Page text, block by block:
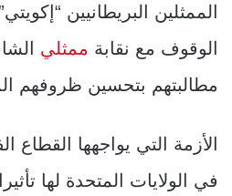
الممثلين البريطانيين
الوقوف مع نقابة ممثلي
مطالبتهم بتحسين ظروفهم
الأزمة التي يواجهها القطاع
في الولايات المتحدة لها